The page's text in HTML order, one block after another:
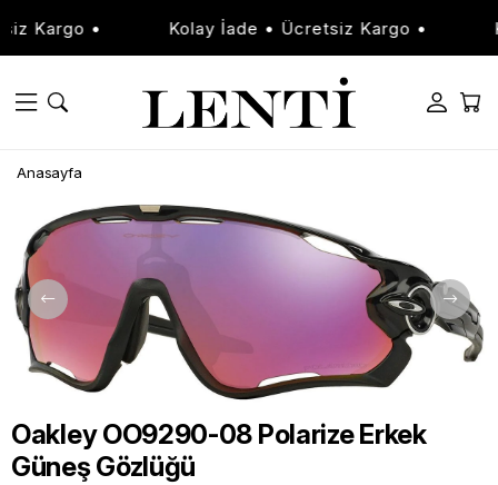
Kargo • Kolay İade • Ücretsiz Kargo •
Anasayfa
Oakley OO9290-08 Polarize Erkek
Güneş Gözlüğü